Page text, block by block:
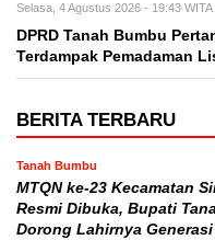
Selasa, 4 Agustus 2026 - 19:43 WITA
DPRD Tanah Bumbu
Terdampak Pemadaman
BERITA TERBARU
Tanah Bumbu
MTQN ke-23 Kecamatan
Resmi Dibuka, Bupati
Dorong Lahirnya